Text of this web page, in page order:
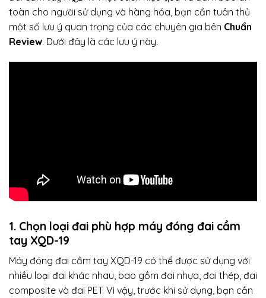
toàn cho người sử dụng và hàng hóa, bạn cần tuân thủ
một số lưu ý quan trọng của các chuyên gia bên Chuẩn
Review. Dưới đây là các lưu ý này.
1. Chọn loại đai phù hợp máy đóng đai cầm
tay XQD-19
Máy đóng đai cầm tay XQD-19 có thể được sử dụng với
nhiều loại đai khác nhau, bao gồm đai nhựa, đai thép, đai
composite và đai PET. Vì vậy, trước khi sử dụng, bạn cần